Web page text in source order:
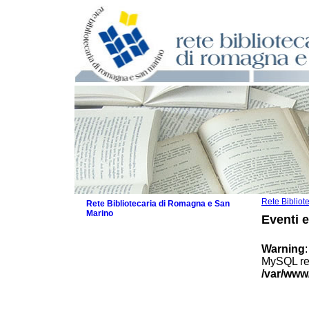
Rete
Eventi
Warning
MySQL
/var/
Rete Bibliotecaria di Romagna e San
Marino